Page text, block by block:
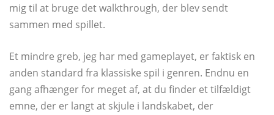
mig til at bruge det walkthrough, der blev sendt
sammen med spillet.
Et mindre greb, jeg har med gameplayet, er faktisk en
anden standard fra klassiske spil i genren. Endnu en
gang afhænger for meget af, at du finder et tilfældigt
emne, der er langt at skjule i landskabet, der